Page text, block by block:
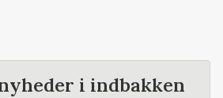
i indbakken